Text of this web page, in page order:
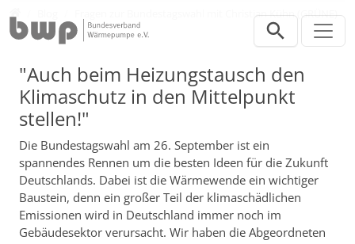
Fragen zur Bundestagswahl mit Christian Kühn (GRÜNE)
"Auch beim Heizungstausch den
Klimaschutz in den Mittelpunkt
stellen!"
Die Bundestagswahl am 26. September ist ein
spannendes Rennen um die besten Ideen für die Zukunft
Deutschlands. Dabei ist die Wärmewende ein wichtiger
Baustein, denn ein großer Teil der klimaschädlichen
Emissionen wird in Deutschland immer noch im
Gebäudesektor verursacht. Wir haben die Abgeordneten